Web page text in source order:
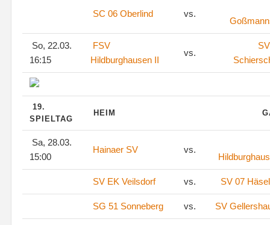
SC 06 Oberlind vs.
So, 22.03.
16:15
FSV
Hildburghausen II
vs.
19.
SPIELTAG
HEIM
Sa, 28.03.
15:00
Hainaer SV vs.
SV EK Veilsdorf vs. SV 07
SG 51 Sonneberg vs. SV